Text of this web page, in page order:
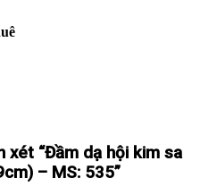
xét “Đầm dạ hội kim sa
– MS: 535”